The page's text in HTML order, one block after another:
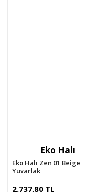
Eko Halı
Eko Halı Zen 01 Beige
Yuvarlak
2.737,80 TL